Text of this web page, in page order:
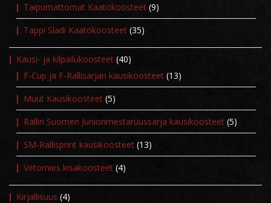
Taipumattomat Kaatokoosteet (9)
Tappi Sladi Kaatokoosteet (35)
Kausi- ja kilpailukoosteet (40)
F-Cup ja F-Rallisarjan kausikoosteet (13)
Muut Kausikoosteet (5)
Rallin Suomen Juniorimestaruussarja kausikoosteet (5)
SM-Rallisprint kausikoosteet (13)
Vetomies kisakoosteet (4)
Kirjallisuus (4)